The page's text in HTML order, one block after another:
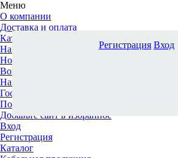
Меню
О компании
Доставка и оплата
Каталог
Наши офисы
Новости и новинки
Вопрос-ответ
Наша команда
Гос. заказчикам
Поставщикам
Добавьте сайт в избранное
Вход
Регистрация
Каталог
Регистрация Вход